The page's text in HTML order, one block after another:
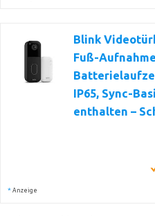
Blink
Fuß-
IP65, Sync-
enthalten –
* Anzeige